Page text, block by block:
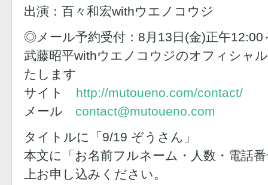
出演：百々和宏withウエノコウジ
◎メール予約受付：8月13日(金)正午12:00
武藤昭平withウエノコウジのオフィシャ
たします
サイト http://mutoueno.com/contact/
メール contact@mutoueno.com
タイトルに「9/19 ぞうさん」
本文に「お名前フルネーム・人数・電話
上お申し込みください。